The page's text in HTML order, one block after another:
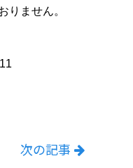
りません。
次の記事